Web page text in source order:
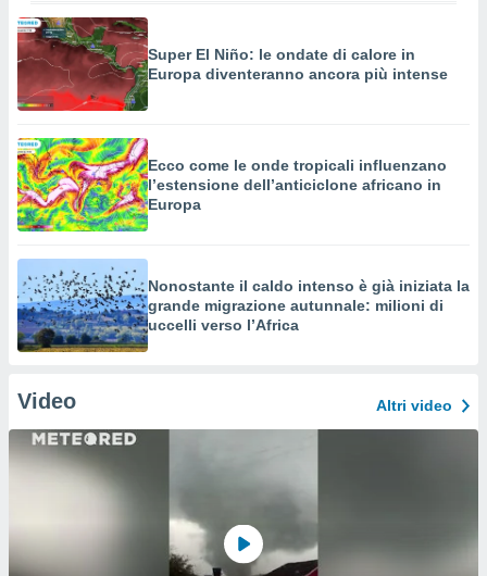
Super El Niño: le ondate di calore in
Europa diventeranno ancora più intense
Ecco come le onde tropicali influenzano
l’estensione dell’anticiclone africano in
Europa
Nonostante il caldo intenso è già iniziata la
grande migrazione autunnale: milioni di
uccelli verso l’Africa
Video Altri video